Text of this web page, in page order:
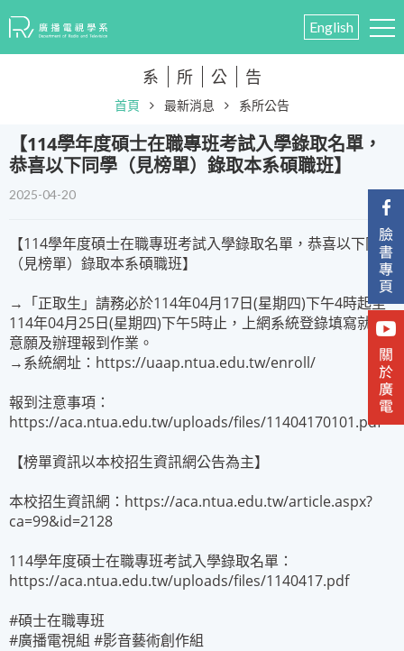
English
系 所 公 告
首頁 最新消息 系所公告
​【114學年度碩士在職專班考試入學錄取名單，
恭喜以下同學（見榜單）錄取本系碩職班】
2025-04-20
【114學年度碩士在職專班考試入學錄取名單，恭喜以下同學
（見榜單）錄取本系碩職班】
→「正取生」請務必於114年04月17日(星期四)下午4時起至
114年04月25日(星期四)下午5時止，上網系統登錄填寫就讀
意願及辦理報到作業。
→系統網址：https://uaap.ntua.edu.tw/enroll/
報到注意事項：
https://aca.ntua.edu.tw/uploads/files/11404170101.pdf
【榜單資訊以本校招生資訊網公告為主】
本校招生資訊網：https://aca.ntua.edu.tw/article.aspx?
ca=99&id=2128
114學年度碩士在職專班考試入學錄取名單：
https://aca.ntua.edu.tw/uploads/files/1140417.pdf
#碩士在職專班
#廣播電視組 #影音藝術創作組